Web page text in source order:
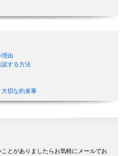
由
する方法
切な約束事
とがありましたらお気軽にメールでお